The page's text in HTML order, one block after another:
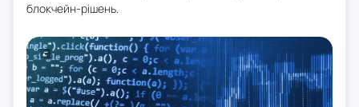
блокчейн-рішень.